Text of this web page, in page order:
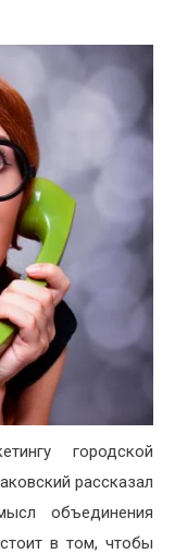
городской
рассказал
объединения
в том, чтобы